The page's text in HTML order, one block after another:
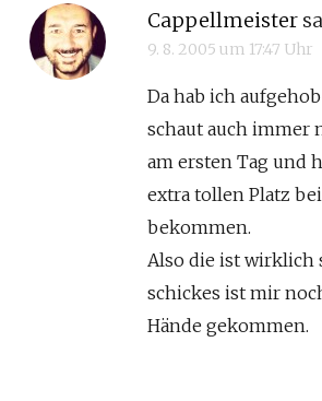
Cappellmeister
9. 8. 2005 um 17:47 Uhr
Da hab ich
schaut auch immer
am ersten Tag und
extra tollen Platz
bekommen.
Also die ist wirklich
schickes ist mir
Hände gekommen.